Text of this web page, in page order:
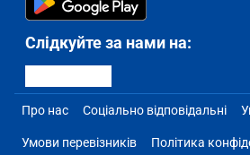
Слідкуйте за нами на:
Про нас Соціально відповідальні
Умови перевізників Політика